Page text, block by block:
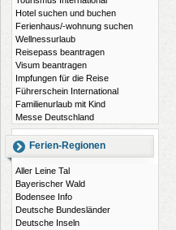
Hotel suchen und buchen
Ferienhaus/-wohnung suchen
Wellnessurlaub
Reisepass beantragen
Visum beantragen
Impfungen für die Reise
Führerschein International
Familienurlaub mit Kind
Messe Deutschland
Ferien-Regionen
Aller Leine Tal
Bayerischer Wald
Bodensee Info
Deutsche Bundesländer
Deutsche Inseln